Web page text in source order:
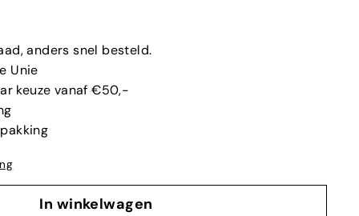
anders snel besteld.
Unie
keuze vanaf €50,-
In winkelwagen